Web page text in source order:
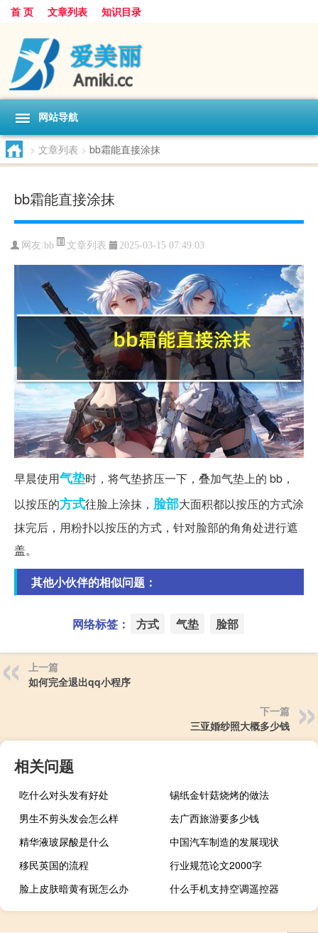
首 页 文章列表 知识目录
网站导航
> 文章列表 > bb霜能直接涂抹
bb霜能直接涂抹
网友:bb 文章列表 2025-03-15 07:49:03
早晨使用气垫时，将气垫挤压一下，叠加气垫上的 bb，
以按压的方式往脸上涂抹， 脸部大面积都以按压的方式涂
抹完后，用粉扑以按压的方式，针对脸部的角角处进行遮
盖。
其他小伙伴的相似问题：
网络标签： 方式 气垫 脸部
上一篇
如何完全退出qq小程序
下一篇
三亚婚纱照大概多少钱
相关问题
吃什么对头发有好处
锡纸金针菇烧烤的做法
男生不剪头发会怎么样
去广西旅游要多少钱
精华液玻尿酸是什么
中国汽车制造的发展现状
移民英国的流程
行业规范论文2000字
脸上皮肤暗黄有斑怎么办
什么手机支持空调遥控器